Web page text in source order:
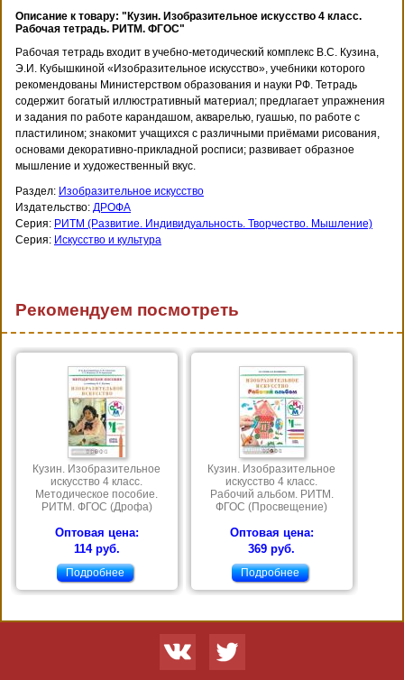
Описание к товару: "Кузин. Изобразительное искусство 4 класс.
Рабочая тетрадь. РИТМ. ФГОС"
Рабочая тетрадь входит в учебно-методический комплекс В.С. Кузина,
Э.И. Кубышкиной «Изобразительное искусство», учебники которого
рекомендованы Министерством образования и науки РФ. Тетрадь
содержит богатый иллюстративный материал; предлагает упражнения
и задания по работе карандашом, акварелью, гуашью, по работе с
пластилином; знакомит учащихся с различными приёмами рисования,
основами декоративно-прикладной росписи; развивает образное
мышление и художественный вкус.
Раздел: Изобразительное искусство
Издательство: ДРОФА
Серия: РИТМ (Развитие. Индивидуальность. Творчество. Мышление)
Серия: Искусство и культура
Рекомендуем посмотреть
Кузин. Изобразительное
искусство 4 класс.
Методическое пособие.
РИТМ. ФГОС (Дрофа)
Оптовая цена:
114 руб.
Подробнее
Кузин. Изобразительное
искусство 4 класс.
Рабочий альбом. РИТМ.
ФГОС (Просвещение)
Оптовая цена:
369 руб.
Подробнее